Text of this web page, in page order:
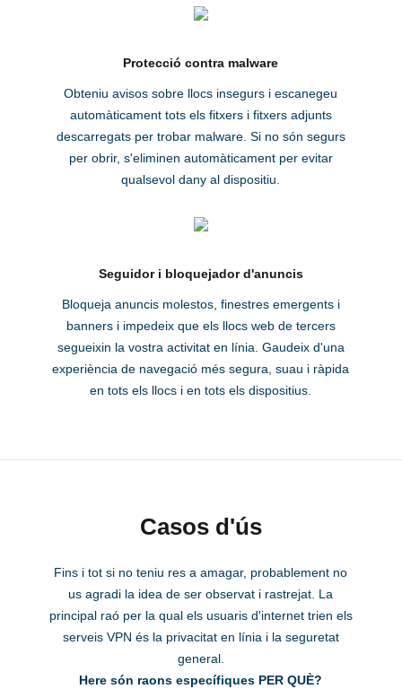
Protecció contra malware
Obteniu avisos sobre llocs insegurs i escanegeu
automàticament tots els fitxers i fitxers adjunts
descarregats per trobar malware. Si no són segurs
per obrir, s'eliminen automàticament per evitar
qualsevol dany al dispositiu.
Seguidor i bloquejador d'anuncis
Bloqueja anuncis molestos, finestres emergents i
banners i impedeix que els llocs web de tercers
segueixin la vostra activitat en línia. Gaudeix d'una
experiència de navegació més segura, suau i ràpida
en tots els llocs i en tots els dispositius.
Casos d'ús
Fins i tot si no teniu res a amagar, probablement no
us agradi la idea de ser observat i rastrejat. La
principal raó per la qual els usuaris d'internet trien els
serveis VPN és la privacitat en línia i la seguretat
general.
Here són raons específiques PER QUÈ?